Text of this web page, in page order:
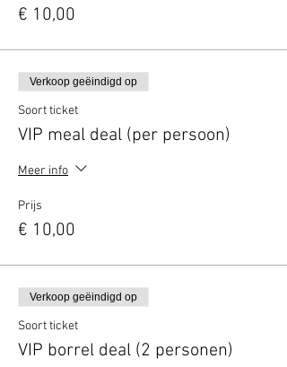
€ 10,00
Verkoop geëindigd op
Soort ticket
VIP meal deal (per persoon)
Meer info
Prijs
€ 10,00
Verkoop geëindigd op
Soort ticket
VIP borrel deal (2 personen)